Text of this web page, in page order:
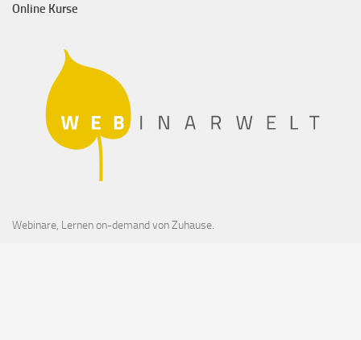
Online Kurse
Webinare, Lernen on-demand von Zuhause.